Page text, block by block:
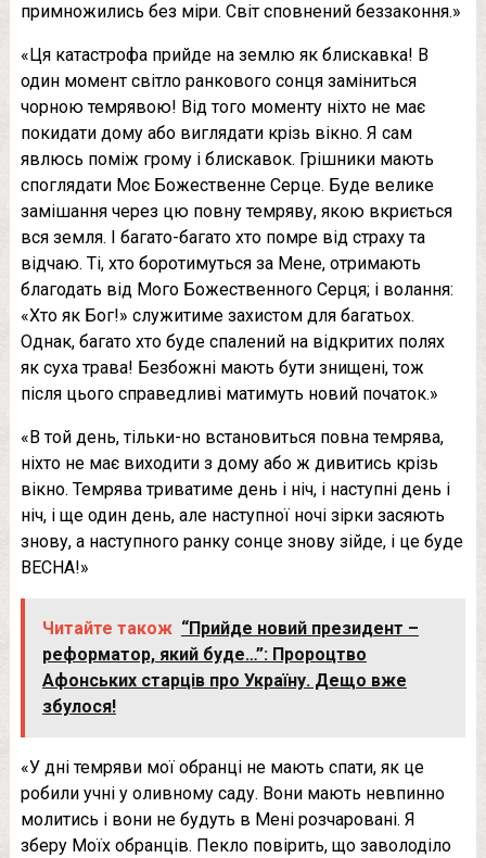
примножились без міри. Світ сповнений беззаконня.»
«Ця катастрофа прийде на землю як блискавка! В
один момент світло ранкового сонця заміниться
чорною темрявою! Від того моменту ніхто не має
покидати дому або виглядати крізь вікно. Я сам
явлюсь поміж грому і блискавок. Грішники мають
споглядати Моє Божественне Серце. Буде велике
замішання через цю повну темряву, якою вкриється
вся земля. І багато-багато хто помре від страху та
відчаю. Ті, хто боротимуться за Мене, отримають
благодать від Мого Божественного Серця; і волання:
«Хто як Бог!» служитиме захистом для багатьох.
Однак, багато хто буде спалений на відкритих полях
як суха трава! Безбожні мають бути знищені, тож
після цього справедливі матимуть новий початок.»
«В той день, тільки-но встановиться повна темрява,
ніхто не має виходити з дому або ж дивитись крізь
вікно. Темрява триватиме день і ніч, і наступні день і
ніч, і ще один день, але наступної ночі зірки засяють
знову, а наступного ранку сонце знову зійде, і це буде
ВЕСНА!»
Читайте також “Прийде новий президент –
реформатор, який буде…”: Пророцтво
Афонських старців про Україну. Дещо вже
збулося!
«У дні темряви мої обранці не мають спати, як це
робили учні у оливному саду. Вони мають невпинно
молитись і вони не будуть в Мені розчаровані. Я
зберу Моїх обранців. Пекло повірить, що заволоділо